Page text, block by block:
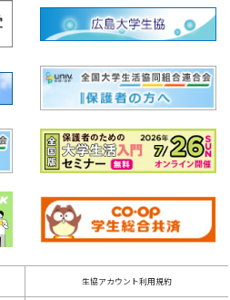
生協アカウント利用規約